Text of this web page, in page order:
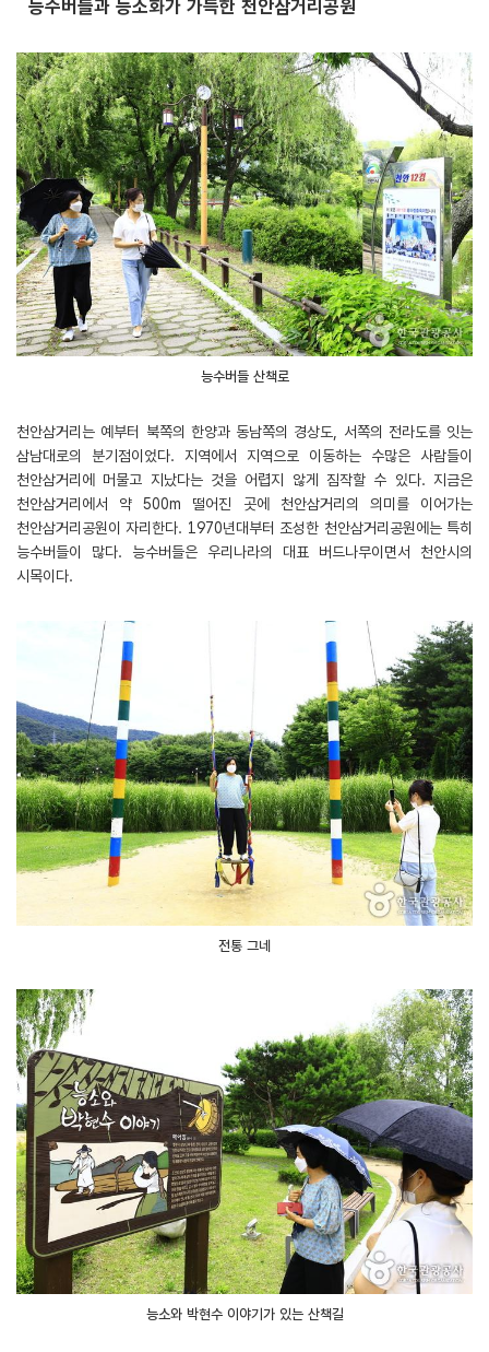
능수버들과 능소화가 가득한 천안삼거리공원
능수버들 산책로
천안삼거리는 예부터 북쪽의 한양과 동남쪽의 경상도, 서쪽의 전라도를 잇는
삼남대로의 분기점이었다. 지역에서 지역으로 이동하는 수많은 사람들이
천안삼거리에 머물고 지났다는 것을 어렵지 않게 짐작할 수 있다. 지금은
천안삼거리에서 약 500m 떨어진 곳에 천안삼거리의 의미를 이어가는
천안삼거리공원이 자리한다. 1970년대부터 조성한 천안삼거리공원에는 특히
능수버들이 많다. 능수버들은 우리나라의 대표 버드나무이면서 천안시의
시목이다.
전통 그네
능소와 박현수 이야기가 있는 산책길